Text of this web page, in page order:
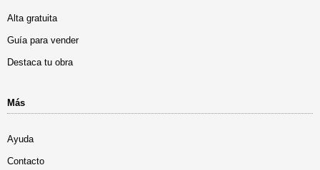
Alta gratuita
Guía para vender
Destaca tu obra
Más
Ayuda
Contacto